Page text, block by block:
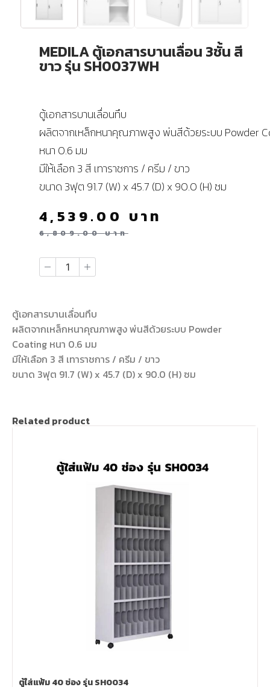
MEDILA ตู้เอกสารบานเลื่อน 3ชั้น สี
ขาว รุ่น SH0037WH
ตู้เอกสารบานเลื่อนทึบ
ผลิตจากเหล็กหนาคุณภาพสูง พ่นสีด้วยระบบ Powder
หนา 0.6 มม
มีให้เลือก 3 สี เทาราชการ / ครีม / ขาว
ขนาด 3ฟุต 91.7 (W) x 45.7 (D) x 90.0 (H) ซม
6,809.00บาท
4,539.00 บาท
ตู้เอกสารบานเลื่อนทึบ
ผลิตจากเหล็กหนาคุณภาพสูง พ่นสีด้วยระบบ Powder
Coating หนา 0.6 มม
มีให้เลือก 3 สี เทาราชการ / ครีม / ขาว
ขนาด 3ฟุต 91.7 (W) x 45.7 (D) x 90.0 (H) ซม
Related product
ตู้ใส่แฟ้ม 40 ช่อง รุ่น SH0034